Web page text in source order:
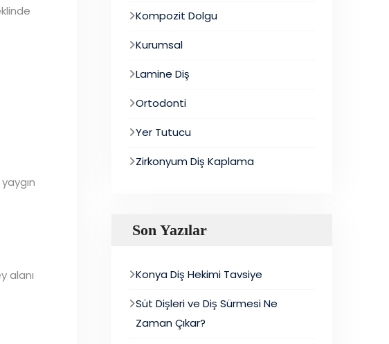
alanı
Kompozit Dolgu
Kurumsal
Lamine Diş
Ortodonti
Yer Tutucu
Zirkonyum Diş Kaplama
Son Yazılar
Konya Diş Hekimi Tavsiye
Süt Dişleri ve Diş Sürmesi Ne
Zaman Çıkar?